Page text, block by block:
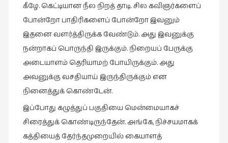
கீழே. கெட்டியான நீல நிறத் தாடி. சில கவிஞர்களைப்
போன்றோ பாதிரிகளைப் போன்றோ இவனும்
இதனை வளர்த்திருக்க வேண்டும். அது இவனுக்கு
நன்றாகப் பொருந்தி இருக்கும். நிறையப் பேருக்கு
அடையாளம் தெரியாமற் போயிருக்கும். அது
அவனுக்கு வசதியாய் இருந்திருக்கும் என
நினைத்துக் கொண்டேன்.
இப்போது கழுத்துப் பகுதியை மென்மையாகச்
சிரைத்துக் கொண்டிருந்தேன். அங்கே, நிச்சயமாகக்
கத்தியைத் தேர்ந்தமுறையில் கையாளத்